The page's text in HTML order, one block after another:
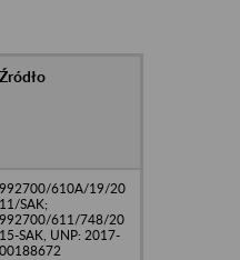
Źródło
992700/610A/19/20
11/SAK;
992700/611/748/20
15-SAK, UNP: 2017-
00188672